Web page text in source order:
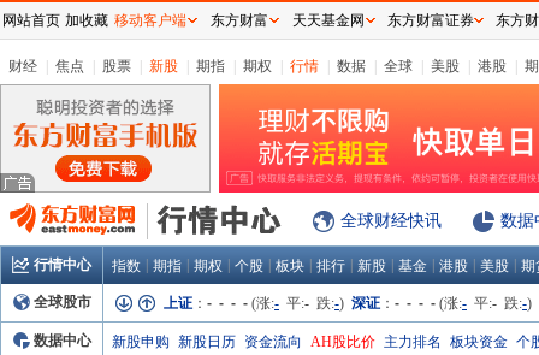
财经 焦点 股票 新股 期指 期权 行情 数据 全球 美股 港股
全球财经快讯 数据
行情中心 指数 期指 期权 个股 板块 排行 新股 基金 港股 美股 期
全球股市 上证 ： - - - - (涨:- 平:- 跌:-) 深证 ： - - - - (涨:- 平:- 跌:-)
数据中心 新股申购 新股日历 资金流向 AH股比价 主力排名 板块资金 个
网站首页 加收藏 移动客户端 东方财富 天天基金网 东方财富证券 东方